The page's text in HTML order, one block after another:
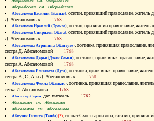
Абернибесова см. Обернибесова
Абесаломов Василий (Басиле), осетин, принявший православие, житель
Д. Абесаломовых 1768
Абесаломов Ираклий (Эрекле), осетин, принявший православие,
Абесаломов Спиридон (Жага), осетин, принявший православие, житель
Д. Абесаломовых 1768
Абесаломова Агрипина (Жантуте), осетинка, принявшая православие,
сестра Д. Абесаломовой 1768
Абесаломова Дарья (Джан Семен), осетинка, принявшая православие,
сестра А. Абесаломовой 1768
Абесаломова Елизавета (Дуга), осетинка, принявшая православие,
сестра В., С., А. и Д. Абесаломовых 1768
Абесаломова Фекла (Жамкис), осетинка, принявшая православие,
тетка И. Абесаломова 1768
Абильгор Серен, дат. писатель 1782
Абисаломов см. Абесаломов
Абисаломова см. Абесаломова
Абкузин Никита (Танба)(*), солдат Смол. гарнизона, татарин,